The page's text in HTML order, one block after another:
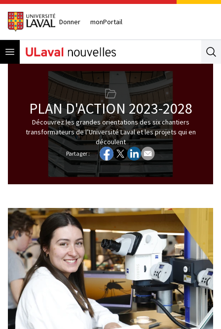
Donner monPortail
Open menu
PLAN D'ACTION 2023-2028
Découvrez les grandes orientations des six chantiers
transformateurs de l’Université Laval et les projets qui en
découlent
Partager :